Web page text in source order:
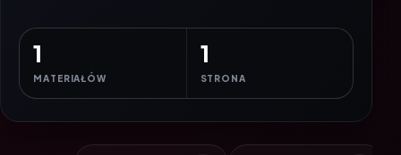
1
MATERIAŁÓW
1
STRONA